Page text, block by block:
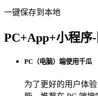
一键保存到本地
PC+App+小程序
PC（电脑）端使用千瓜
为了更好的用户体